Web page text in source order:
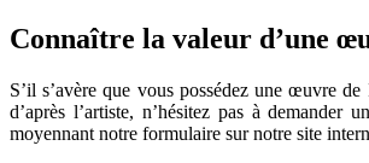
Connaître la valeur d’une
S’il s’avère que vous possédez une œuvre
d’après l’artiste, n’hésitez pas à demander
moyennant notre formulaire sur notre site